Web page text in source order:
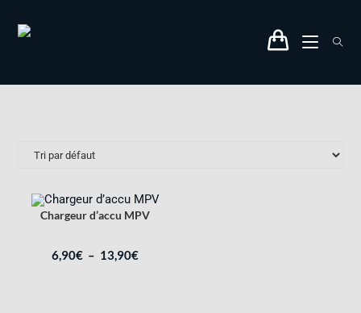
Chargeur d’accu MPV
6,90€ – 13,90€